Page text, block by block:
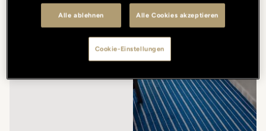
Alle ablehnen Alle Cookies akzeptieren
Cookie-Einstellungen